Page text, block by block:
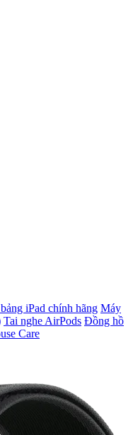
iPad chính hãng Máy
Tai nghe AirPods Đồng hồ
Care